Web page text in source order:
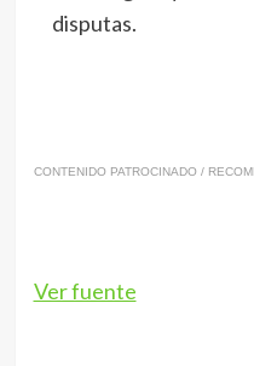
disputas.
CONTENIDO PATROCINADO /
Ver fuente